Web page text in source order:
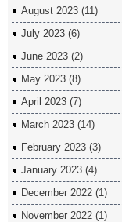
August 2023 (11)
July 2023 (6)
June 2023 (2)
May 2023 (8)
April 2023 (7)
March 2023 (14)
February 2023 (3)
January 2023 (4)
December 2022 (1)
November 2022 (1)